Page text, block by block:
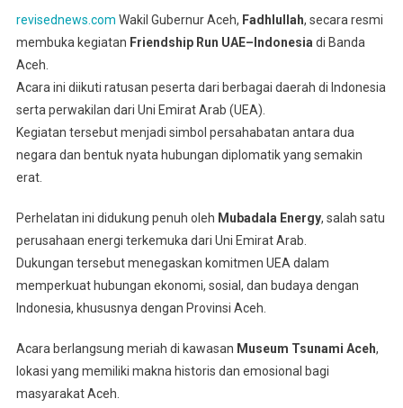
revisednews.com Wakil Gubernur Aceh, Fadhlullah, secara resmi
membuka kegiatan Friendship Run UAE–Indonesiadi Banda
Aceh.
Acara ini diikuti ratusan peserta dari berbagai daerah di Indonesia
serta perwakilan dari Uni Emirat Arab (UEA).
Kegiatan tersebut menjadi simbol persahabatan antara dua
negara dan bentuk nyata hubungan diplomatik yang semakin
erat.
Perhelatan ini didukung penuh oleh Mubadala Energy, salah satu
perusahaan energi terkemuka dari Uni Emirat Arab.
Dukungan tersebut menegaskan komitmen UEA dalam
memperkuat hubungan ekonomi, sosial, dan budaya dengan
Indonesia, khususnya dengan Provinsi Aceh.
Acara berlangsung meriah di kawasan Museum Tsunami Aceh,
lokasi yang memiliki makna historis dan emosional bagi
masyarakat Aceh.